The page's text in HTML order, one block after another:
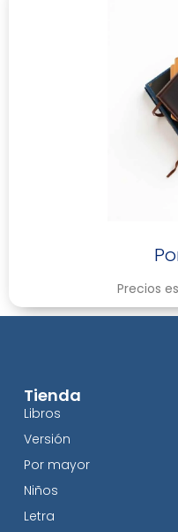
Precios
Tienda
Libros
Versión
Por mayor
Niños
Letra